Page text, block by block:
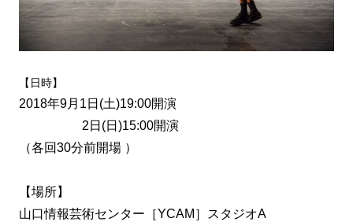
【日時】
2018年9月1日(土)19:00開演
2日(日)15:00開演
（各回30分前開場 ）
【場所】
山口情報芸術センター［YCAM］スタジオA